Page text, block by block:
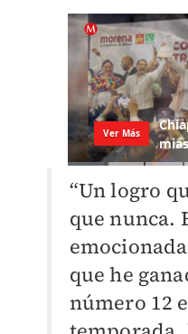
“Un logro
que nunca.
que he
número 12